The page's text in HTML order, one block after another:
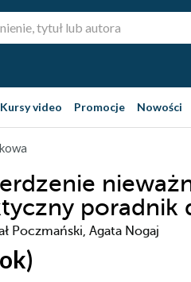
Kursy video Promocje Nowości
poradnik
Poczmański, Agata Nogaj